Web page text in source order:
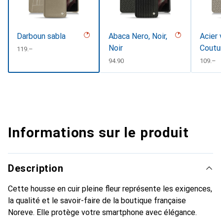
Darboun sabla
CHF
119.–
Abaca Nero, Noir,
Noir
CHF
94.90
Acier
CHF
109.–
Informations sur le produit
Description
Cette housse en cuir pleine fleur représente les exigences,
la qualité et le savoir-faire de la boutique française
Noreve. Elle protège votre smartphone avec élégance.